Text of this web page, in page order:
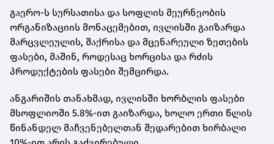
გაერო-ს სურსათისა და სოფლის მეურნეობის
ორგანიზაციის მონაცემებით, ივლისში გაიზარდა
მარცვლეულის, შაქრისა და მცენარეული ზეთების
ფასები, მაშინ, როდესაც ხორცისა და რძის
პროდუქტების ფასები შემცირდა.
ანგარიშის თანახმად, ივლისში ხორბლის ფასები
მსოფლიოში 5.8%-ით გაიზარდა, ხოლო ერთი წლის
წინანდელ მაჩვენებელთან შედარებით ხირბალი